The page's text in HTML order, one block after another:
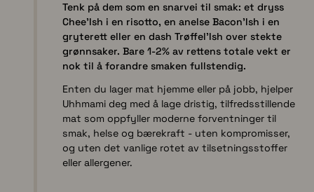
Tenk på dem som en snarvei til smak: et dryss
Chee'Ish i en risotto, en anelse Bacon'Ish i en
gryterett eller en dash Trøffel'Ish over stekte
grønnsaker. Bare 1-2% av rettens totale vekt er
nok til å forandre smaken fullstendig.
Enten du lager mat hjemme eller på jobb, hjelper
Uhhmami deg med å lage dristig, tilfredsstillende
mat som oppfyller moderne forventninger til
smak, helse og bærekraft - uten kompromisser,
og uten det vanlige rotet av tilsetningsstoffer
eller allergener.